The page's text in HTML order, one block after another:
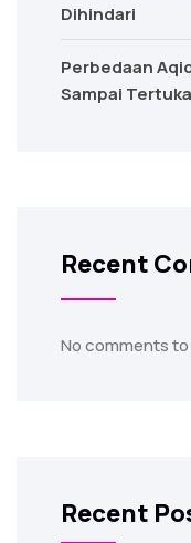
Dihindari
Perbedaan
Sampai
Recent
No comments
Recent